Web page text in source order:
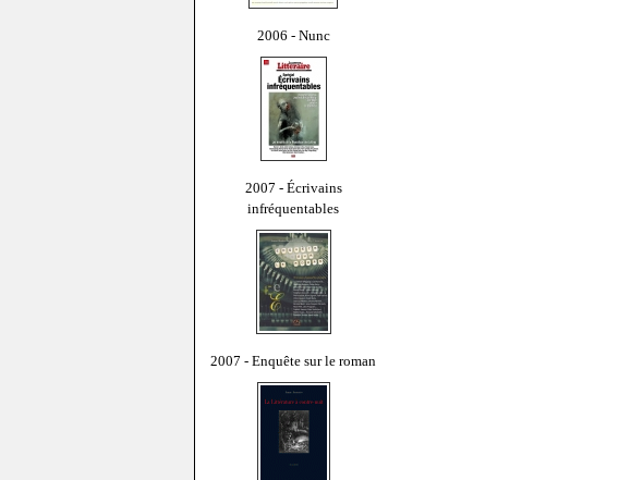
2006 - Nunc
2007 - Écrivains
infréquentables
2007 - Enquête sur le roman